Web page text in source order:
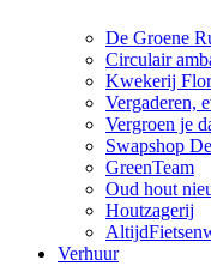
De Groene
Circulair
Kwekerij
Vergaderen,
Vergroen je
Swapshop
GreenTeam
Oud hout
Houtzagerij
Verhuur